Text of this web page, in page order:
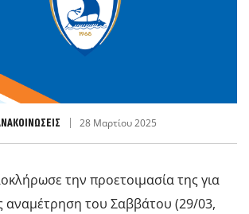
28 Μαρτίου 2025
την προετοιμασία της για
αναμέτρηση του Σαββάτου (29/03,